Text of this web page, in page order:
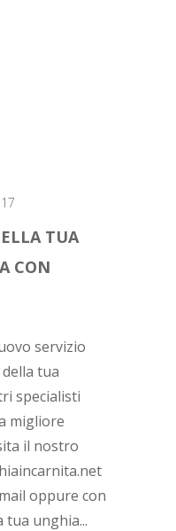
TUA
CON
servizio
tua
specialisti
migliore
il nostro
oppure con
unghia...